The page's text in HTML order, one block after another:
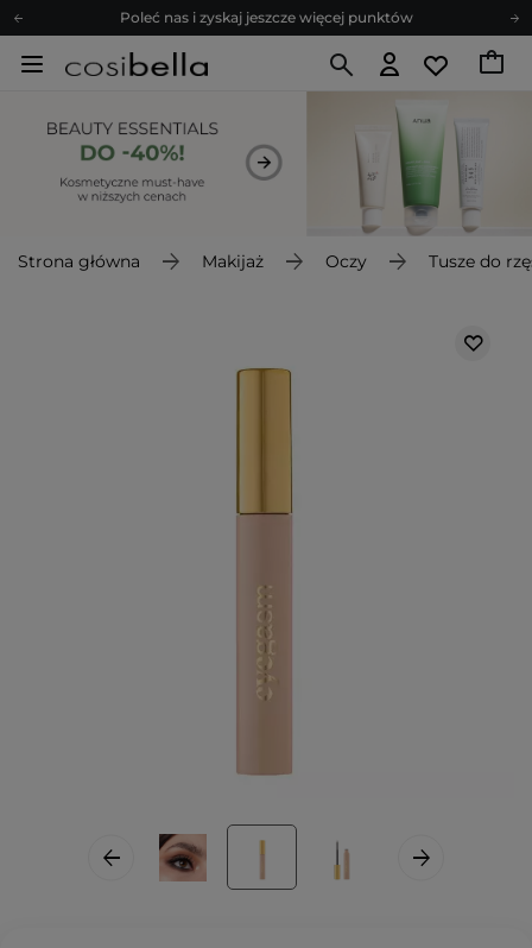
Poleć nas i zyskaj jeszcze więcej punktów
Zapisz się na newsletter pełen porad
Z nami to możliwe! Realizacja zamówienia do 24h.
Poleć nas i zyskaj jeszcze więcej punktów
Zapisz się na newsletter pełen porad
Strona główna Makijaż Oczy Tusze do